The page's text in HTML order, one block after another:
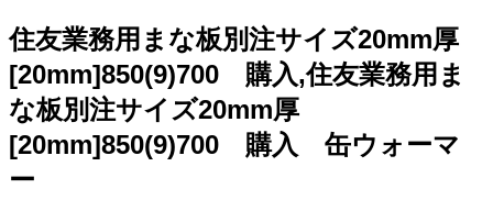
住友業務用まな板別注サイズ20mm厚
[20mm]850(9)700 購入,住友業務用ま
な板別注サイズ20mm厚
[20mm]850(9)700 購入 缶ウォーマ
ー